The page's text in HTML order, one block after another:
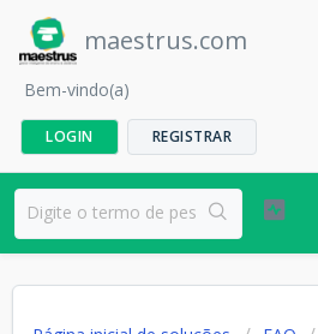
maestrus.com
Bem-vindo(a)
LOGIN REGISTRAR